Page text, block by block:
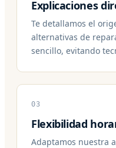
Explicaciones
Te detallamos el
alternativas de
sencillo, evitando
03
Flexibilidad
Adaptamos nuestra